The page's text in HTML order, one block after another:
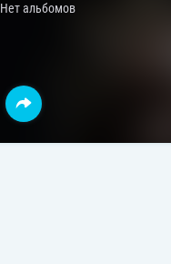
Нет альбомов